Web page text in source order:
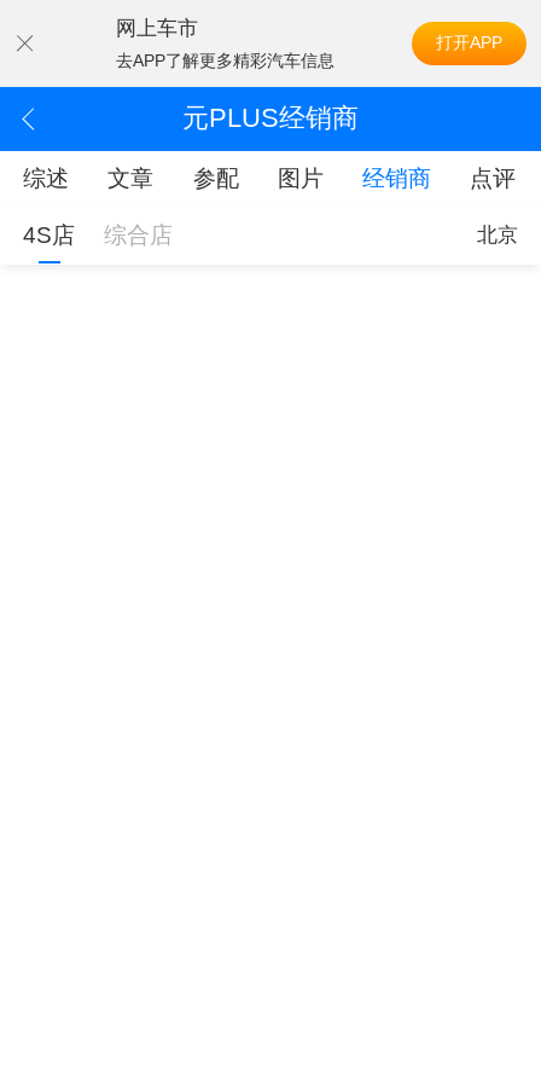
网上车市
去APP了解更多精彩汽车信息
打开APP
元PLUS经销商
综述 文章 参配 图片 经销商 点评
4S店 综合店 北京